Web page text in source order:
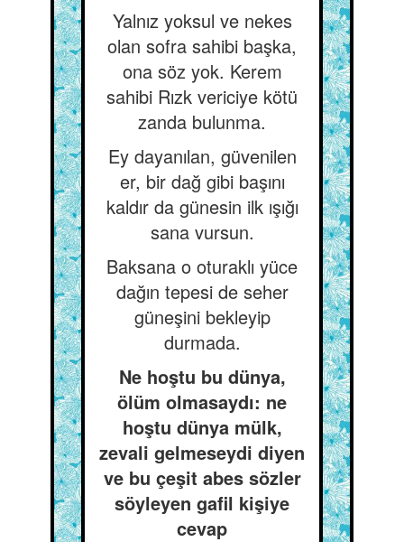
Yalnız yoksul ve nekes
olan sofra sahibi başka,
ona söz yok. Kerem
sahibi Rızk vericiye kötü
zanda bulunma.
Ey dayanılan, güvenilen
er, bir dağ gibi başını
kaldır da günesin ilk ışığı
sana vursun.
Baksana o oturaklı yüce
dağın tepesi de seher
güneşini bekleyip
durmada.
Ne hoştu bu dünya,
ölüm olmasaydı: ne
hoştu dünya mülk,
zevali gelmeseydi diyen
ve bu çeşit abes sözler
söyleyen gafil kişiye
cevap